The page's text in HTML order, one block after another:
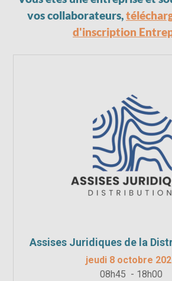
vos collaborateurs,
d'inscription
Assises Juridiques de la
jeudi 8 octobre
08h45 - 18h00